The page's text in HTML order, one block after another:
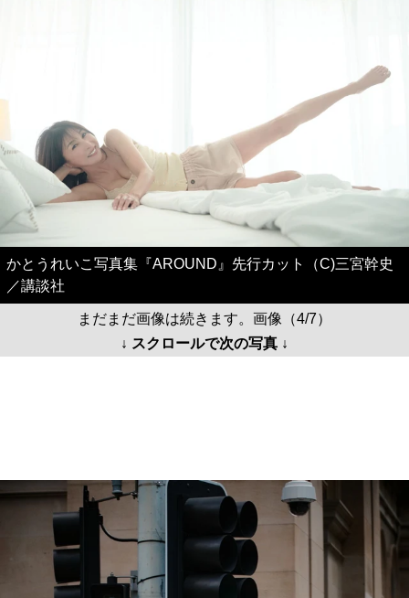
かとうれいこ写真集『AROUND』先行カット（C)三宮幹史
／講談社
まだまだ画像は続きます。画像（4/7）
↓ スクロールで次の写真 ↓